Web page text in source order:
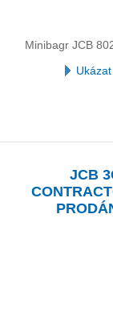
Minibagr JCB
JCB